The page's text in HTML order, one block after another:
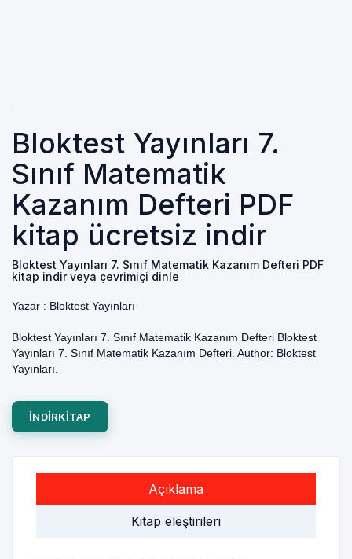
Bloktest Yayınları 7.
Sınıf Matematik
Kazanım Defteri PDF
kitap ücretsiz indir
Bloktest Yayınları 7. Sınıf Matematik Kazanım Defteri PDF
kitap indir veya çevrimiçi dinle
Yazar : Bloktest Yayınları
Bloktest Yayınları 7. Sınıf Matematik Kazanım Defteri Bloktest
Yayınları 7. Sınıf Matematik Kazanım Defteri. Author: Bloktest
Yayınları.
INDIRKITAP
Açıklama
Kitap eleştirileri